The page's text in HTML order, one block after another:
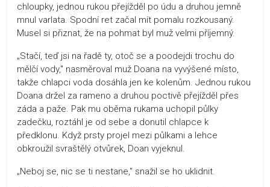
chloupky, jednou rukou přejížděl po údu a druhou jemně
mnul varlata. Spodní ret začal mít pomalu rozkousaný.
Musel si přiznat, že na pohmat byl muž velmi příjemný.
„Stačí, teď jsi na řadě ty, otoč se a poodejdi trochu do
mělčí vody," nasměroval muž Doana na vyvýšené místo,
takže chlapci voda dosáhla jen ke kolenům. Jednou rukou
Doana držel za rameno a druhou poctivě přejížděl přes
záda a paže. Pak mu oběma rukama uchopil půlky
zadečku, roztáhl je od sebe a donutil chlapce k
předklonu. Když prsty projel mezi půlkami a lehce
obkroužil svraštělý otvůrek, Doan vyjeknul.
„Neboj se, nic se ti nestane," snažil se ho uklidnit.